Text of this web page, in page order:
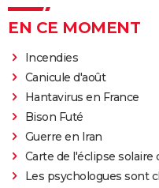
EN CE MOMENT
Incendies
Canicule d'août
Hantavirus en France
Bison Futé
Guerre en Iran
Carte de l'éclipse solaire
Les psychologues sont